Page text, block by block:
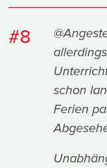
#8
schon
Ferien